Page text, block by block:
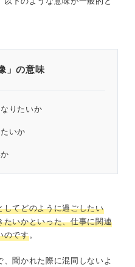
」の意味
りたいか
いか
してどのように過ごしたい
たいかといった、仕事に関連
のです。
聞かれた際に混同しないよ
いてみる
に学生が抱えやすい悩みや